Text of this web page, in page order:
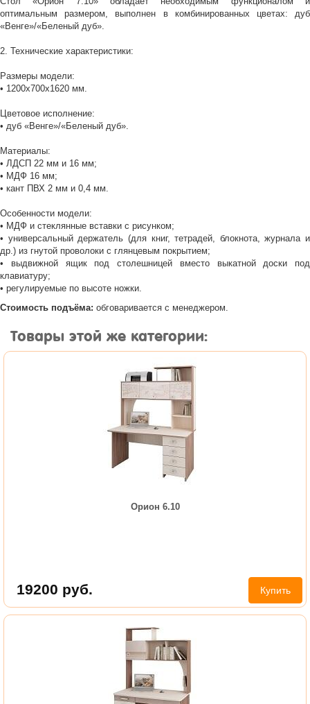
оптимальным размером, выполнен в комбинированных цветах: дуб
«Венге»/«Беленый дуб».
2. Технические характеристики:
Размеры модели:
• 1200х700х1620 мм.
Цветовое исполнение:
• дуб «Венге»/«Беленый дуб».
Материалы:
• ЛДСП 22 мм и 16 мм;
• МДФ 16 мм;
• кант ПВХ 2 мм и 0,4 мм.
Особенности модели:
• МДФ и стеклянные вставки с рисунком;
• универсальный держатель (для книг, тетрадей, блокнота, журнала и
др.) из гнутой проволоки с глянцевым покрытием;
• выдвижной ящик под столешницей вместо выкатной доски под
клавиатуру;
• регулируемые по высоте ножки.
Стоимость подъёма: обговаривается с менеджером.
Товары этой же категории:
Орион 6.10
19200 руб. Купить